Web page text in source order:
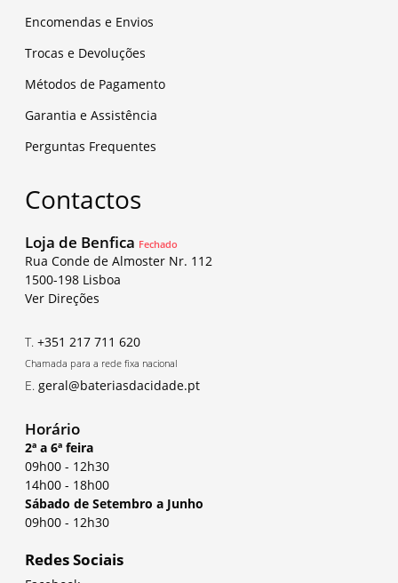
Encomendas e Envios
Trocas e Devoluções
Métodos de Pagamento
Garantia e Assistência
Perguntas Frequentes
Contactos
Loja de Benfica Fechado
Rua Conde de Almoster Nr. 112
1500-198 Lisboa
Ver Direções
T. +351 217 711 620
Chamada para a rede fixa nacional
E. geral@bateriasdacidade.pt
Horário
2ª a 6ª feira
09h00 - 12h30
14h00 - 18h00
Sábado de Setembro a Junho
09h00 - 12h30
Redes Sociais